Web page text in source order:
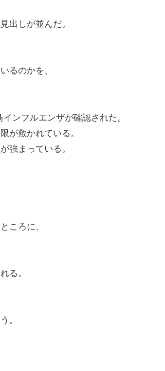
出しが並んだ。
るのかを、
ンフルエンザが確認された。
が敷かれている。
強まっている。
ころに、
る。
。